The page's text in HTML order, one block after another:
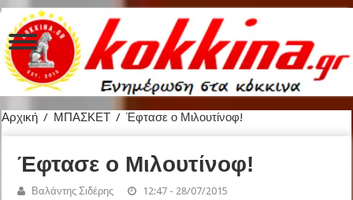
Αρχική / ΜΠΑΣΚΕΤ / Έφτασε ο Μιλουτίνοφ!
Έφτασε ο Μιλουτίνοφ!
Βαλάντης Σιδέρης 12:47 - 28/07/2015